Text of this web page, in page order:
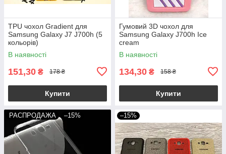
TPU чохол Gradient для
Samsung Galaxy J7 J700h (5
кольорів)
В наявності
151,30 ₴ 178 ₴
Купити
Гумовий 3D чохол для
Samsung Galaxy J700h Ice
cream
В наявності
134,30 ₴ 158 ₴
Купити
РАСПРОДАЖА –15% –15%